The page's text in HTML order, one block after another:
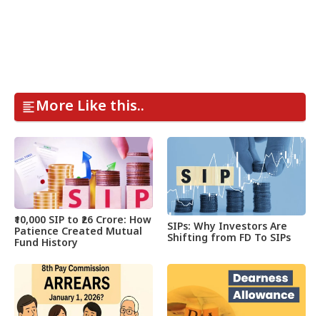
More Like this..
₹10,000 SIP to ₹26 Crore: How
Patience Created Mutual
Fund History
SIPs: Why Investors Are
Shifting from FD To SIPs